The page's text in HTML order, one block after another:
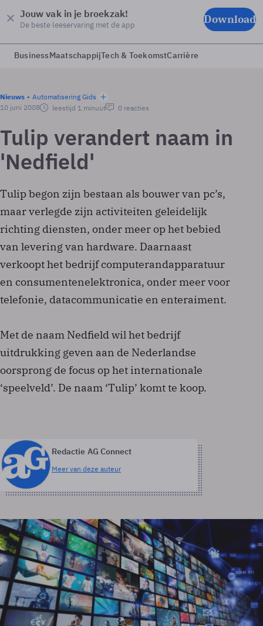
Jouw vak in je broekzak!
De beste leeservaring met de app Download
BusinessMaatschappijTech & ToekomstCarrière
Nieuws
Automatisering Gids
10 juni 2008
leestijd 1 minuut 0 reacties
Tulip verandert naam in
'Nedfield'
Tulip begon zijn bestaan als bouwer van pc’s,
maar verlegde zijn activiteiten geleidelijk
richting diensten, onder meer op het bebied
van levering van hardware. Daarnaast
verkoopt het bedrijf computerandapparatuur
en consumentenelektronica, onder meer voor
telefonie, datacommunicatie en enteraiment.
Met de naam Nedfield wil het bedrijf
uitdrukking geven aan de Nederlandse
oorsprong de focus op het internationale
‘speelveld’. De naam ‘Tulip’ komt te koop.
Redactie AG Connect
Meer van deze auteur